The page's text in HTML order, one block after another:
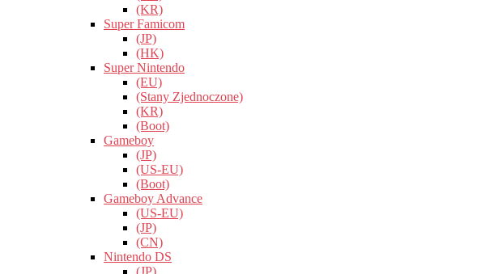
(KR)
Super Famicom
(JP)
(HK)
Super Nintendo
(EU)
(Stany Zjednoczone)
(KR)
(Boot)
Gameboy
(JP)
(US-EU)
(Boot)
Gameboy Advance
(US-EU)
(JP)
(CN)
Nintendo DS